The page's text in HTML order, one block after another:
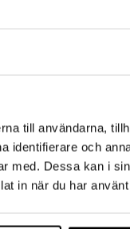
till användarna,
identifierare och
med. Dessa kan i
in när du har